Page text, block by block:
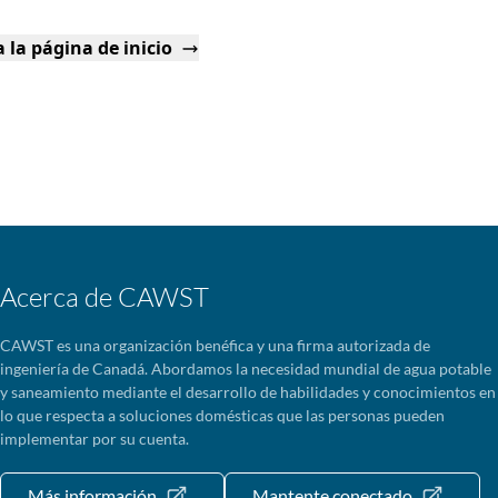
la página de inicio
Acerca de CAWST
CAWST es una organización benéfica y una firma autorizada de
ingeniería de Canadá. Abordamos la necesidad mundial de agua potable
y saneamiento mediante el desarrollo de habilidades y conocimientos en
lo que respecta a soluciones domésticas que las personas pueden
implementar por su cuenta.